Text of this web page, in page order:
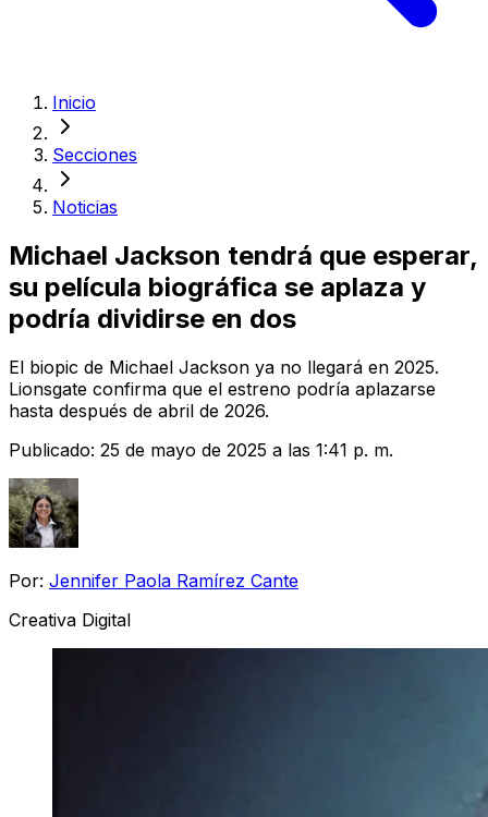
Inicio
Secciones
Noticias
Michael Jackson tendrá que esperar,
su película biográfica se aplaza y
podría dividirse en dos
El biopic de Michael Jackson ya no llegará en 2025.
Lionsgate confirma que el estreno podría aplazarse
hasta después de abril de 2026.
Publicado: 25 de mayo de 2025 a las 1:41 p. m.
Por: Jennifer Paola Ramírez Cante
Creativa Digital